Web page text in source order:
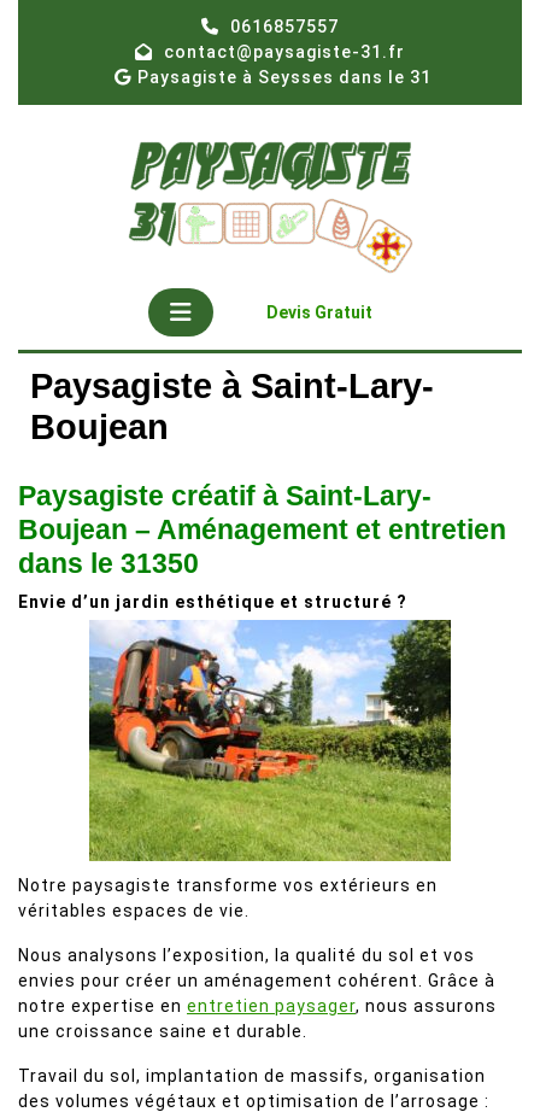
0616857557
contact@paysagiste-31.fr
Paysagiste à Seysses dans le 31
Open
Button
Devis Gratuit
Paysagiste à Saint-Lary-
Boujean
Paysagiste créatif à Saint-Lary-
Boujean – Aménagement et entretien
dans le 31350
Envie d’un jardin esthétique et structuré ?
Notre paysagiste transforme vos extérieurs en
véritables espaces de vie.
Nous analysons l’exposition, la qualité du sol et vos
envies pour créer un aménagement cohérent. Grâce à
notre expertise en entretien paysager, nous assurons
une croissance saine et durable.
Travail du sol, implantation de massifs, organisation
des volumes végétaux et optimisation de l’arrosage :